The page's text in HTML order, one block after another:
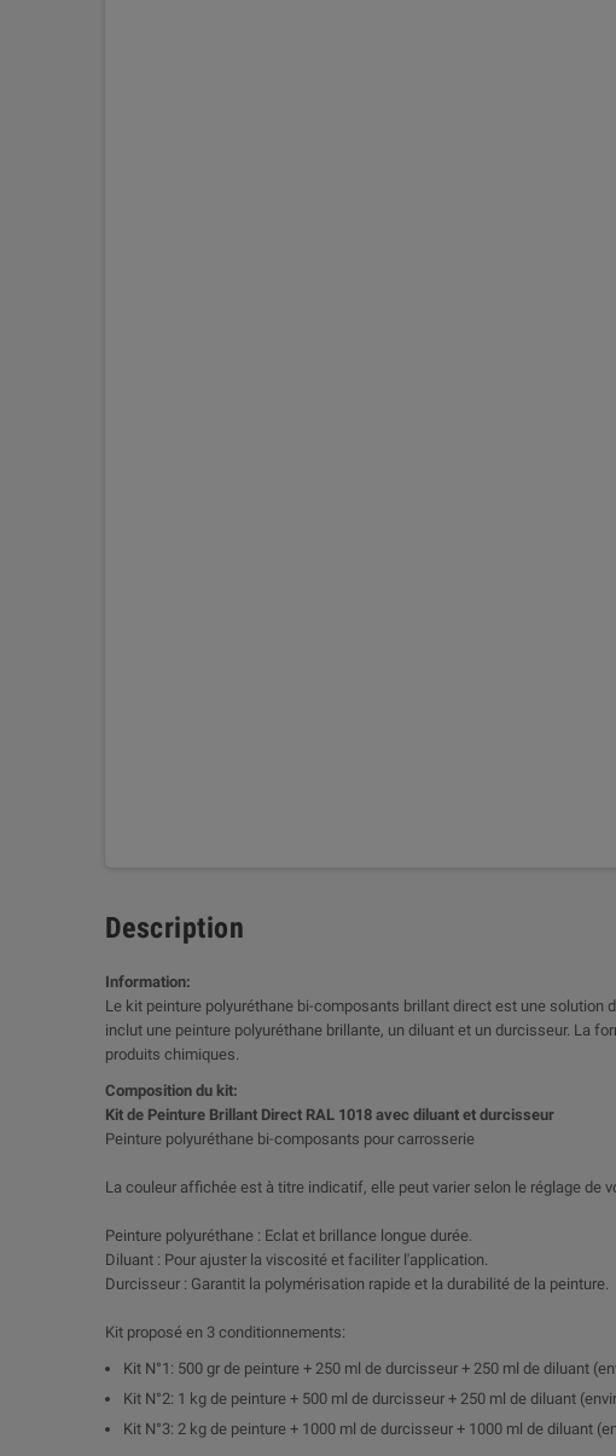
Description
Information:
Le kit peinture polyuréthane bi-composants brillant direct est une
inclut une peinture polyuréthane brillante, un diluant et un durcisseur. La
produits chimiques.
Composition du kit:
Kit de Peinture Brillant Direct RAL 1018 avec diluant et durcisseur
Peinture polyuréthane bi-composants pour carrosserie
La couleur affichée est à titre indicatif, elle peut varier selon le réglage de
Peinture polyuréthane : Eclat et brillance longue durée.
Diluant : Pour ajuster la viscosité et faciliter l'application.
Durcisseur : Garantit la polymérisation rapide et la durabilité de la peinture.
Kit proposé en 3 conditionnements:
Kit N°1: 500 gr de peinture + 250 ml de durcisseur + 250 ml de diluant
Kit N°2: 1 kg de peinture + 500 ml de durcisseur + 250 ml de diluant
Kit N°3: 2 kg de peinture + 1000 ml de durcisseur + 1000 ml de diluant